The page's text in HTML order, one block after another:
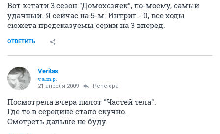
Вот кстати 3 сезон "Домохозяек", по-моему, самый
удачный. Я сейчас на 5-м. Интриг - 0, все ходы
сюжета предсказуемы серии на 3 вперед.
ОТВЕТИТЬ
Veritas
v.a.m.p.
21 апреля 2009 Penelopa
Посмотрела вчера пилот "Частей тела".
Где то в середине стало скучно.
Смотреть дальше не буду.